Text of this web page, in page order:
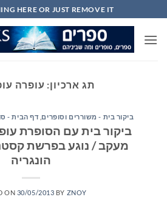
to
content
HERE OR JUST REMOVE IT...
תג ארכיון: עופרה
ביקור בית - משוררים וסופרים דף הבית -
ביקור בית עם הסופרת
מעקב / נוגע בפרשת
הונגריה
ON 30/05/2013 BY ZNOY